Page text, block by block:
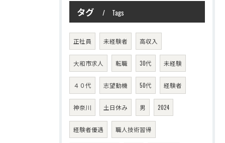
タグ Tags
正社員 未経験者 高収入
大和市求人 転職 30代 未経験
４０代 志望動機 50代 経験者
神奈川 土日休み 男 2024
経験者優遇 職人技術習得